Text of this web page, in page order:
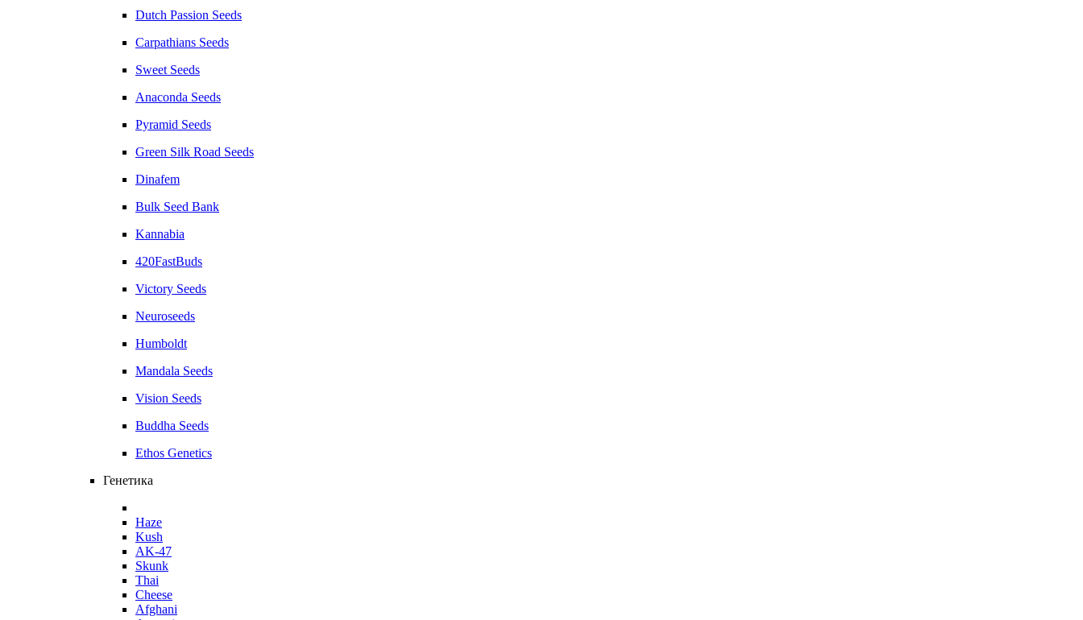
Dutch Passion Seeds
Carpathians Seeds
Sweet Seeds
Anaconda Seeds
Pyramid Seeds
Green Silk Road Seeds
Dinafem
Bulk Seed Bank
Kannabia
420FastBuds
Victory Seeds
Neuroseeds
Humboldt
Mandala Seeds
Vision Seeds
Buddha Seeds
Ethos Genetics
Генетика
Haze
Kush
AK-47
Skunk
Thai
Cheese
Afghani